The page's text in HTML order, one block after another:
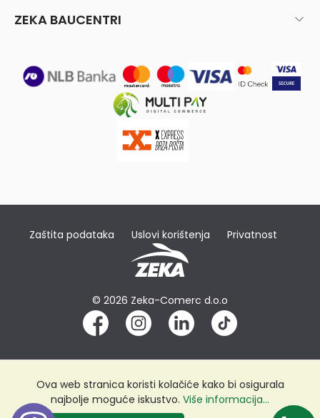
ZEKA BAUCENTRI
Zaštita podataka Uslovi korištenja Privatnost
© 2026 Zeka-Comerc d.o.o
Ova web stranica koristi kolačiće kako bi osigurala
najbolje moguće iskustvo. Više informacija...